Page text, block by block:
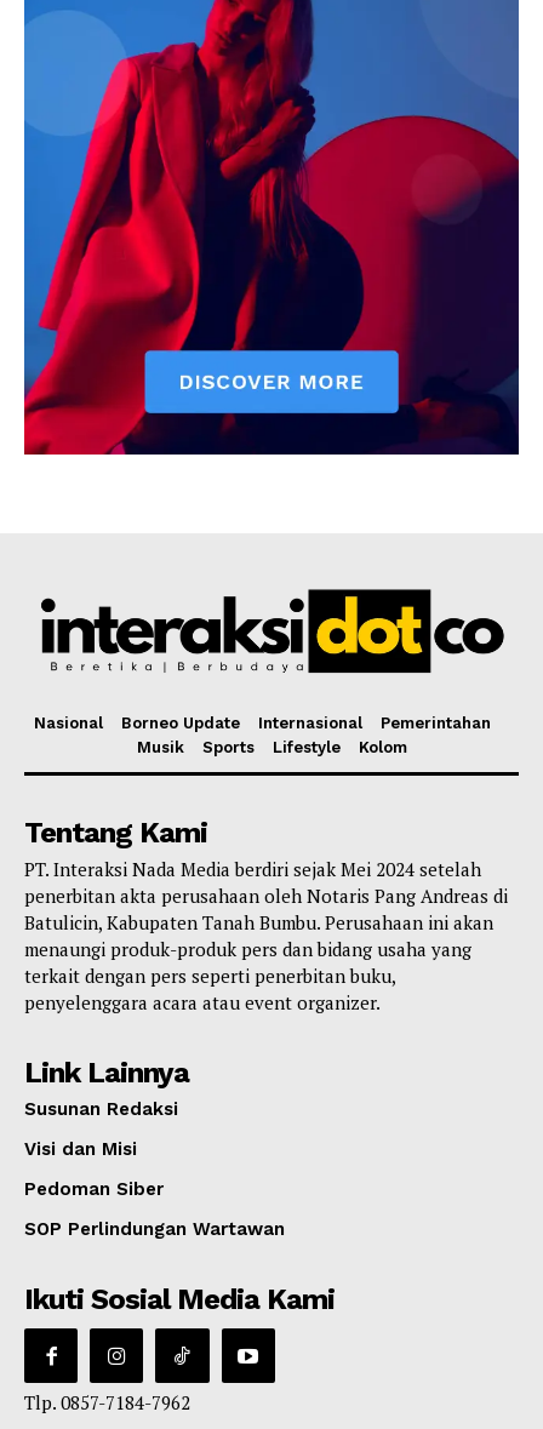
Nasional Borneo Update Internasional
Pemerintahan
Musik
Sports Lifestyle Kolom
Tentang Kami
PT. Interaksi Nada Media berdiri sejak Mei 2024 setelah
penerbitan akta perusahaan oleh Notaris Pang Andreas di
Batulicin, Kabupaten Tanah Bumbu. Perusahaan ini akan
menaungi produk-produk pers dan bidang usaha yang
terkait dengan pers seperti penerbitan buku,
penyelenggara acara atau event organizer.
Link Lainnya
Susunan Redaksi
Visi dan Misi
Pedoman Siber
SOP Perlindungan Wartawan
Ikuti Sosial Media Kami
Tlp. 0857-7184-7962